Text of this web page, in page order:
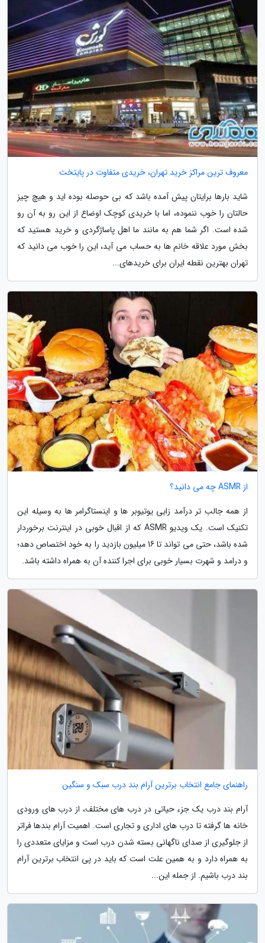
معروف ترین مراکز خرید تهران، خریدی متفاوت در پایتخت
شاید بارها برایتان پیش آمده باشد که بی حوصله بوده اید و هیچ چیز
حالتان را خوب ننموده، اما با خریدی کوچک اوضاع از این رو به آن رو
شده است. اگر شما هم به مانند ما اهل پاساژگردی و خرید هستید که
بخش مورد علاقه خانم ها به حساب می آید، این را خوب می دانید که
تهران بهترین نقطه ایران برای خریدهای...
از ASMR چه می دانید؟
از همه جالب تر درآمد زایی یوتیوبر ها و اینستاگرامر ها به وسیله این
تکنیک است. یک ویدیو ASMR که از اقبال خوبی در اینترنت برخوردار
شده باشد، حتی می تواند تا 16 میلیون بازدید را به خود اختصاص دهد؛
و درامد و شهرت بسیار خوبی برای اجرا کننده آن به همراه داشته باشد.
راهنمای جامع انتخاب برترین آرام بند درب سبک و سنگین
آرام بند درب یک جزء حیاتی در درب های مختلف، از درب های ورودی
خانه ها گرفته تا درب های اداری و تجاری است. اهمیت آرام بندها فراتر
از جلوگیری از صدای ناگهانی بسته شدن درب است و مزایای متعددی را
به همراه دارد و به همین علت است که باید در پی انتخاب برترین آرام
بند درب باشیم. از جمله این...